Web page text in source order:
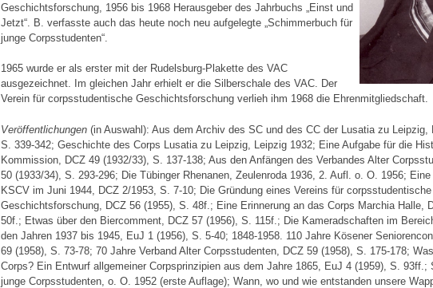
Geschichtsforschung, 1956 bis 1968 Herausgeber des Jahrbuchs „Einst und
Jetzt“. B. verfasste auch das heute noch neu aufgelegte „Schimmerbuch für
junge Corpsstudenten“.
1965 wurde er als erster mit der Rudelsburg-Plakette des VAC
ausgezeichnet. Im gleichen Jahr erhielt er die Silberschale des VAC. Der
Verein für corpsstudentische Geschichtsforschung verlieh ihm 1968 die Ehrenmitgliedschaft.
Veröffentlichungen(in Auswahl): Aus dem Archiv des SC und des CC der Lusatia zu Leipzig,
S. 339-342; Geschichte des Corps Lusatia zu Leipzig, Leipzig 1932; Eine Aufgabe für die
Kommission, DCZ 49 (1932/33), S. 137-138; Aus den Anfängen des Verbandes Alter
50 (1933/34), S. 293-296; Die Tübinger Rhenanen, Zeulenroda 1936, 2. Aufl. o. O. 1956;
KSCV im Juni 1944, DCZ 2/1953, S. 7-10; Die Gründung eines Vereins für corpsstudentische
Geschichtsforschung, DCZ 56 (1955), S. 48f.; Eine Erinnerung an das Corps Marchia Halle,
50f.; Etwas über den Biercomment, DCZ 57 (1956), S. 115f.; Die Kameradschaften im
den Jahren 1937 bis 1945, EuJ 1 (1956), S. 5-40; 1848-1958. 110 Jahre Kösener
69 (1958), S. 73-78; 70 Jahre Verband Alter Corpsstudenten, DCZ 59 (1958), S. 175-178;
Corps? Ein Entwurf allgemeiner Corpsprinzipien aus dem Jahre 1865, EuJ 4 (1959), S. 93ff.;
junge Corpsstudenten, o. O. 1952 (erste Auflage); Wann, wo und wie entstanden unsere